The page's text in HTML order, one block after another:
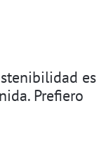
es
Prefiero